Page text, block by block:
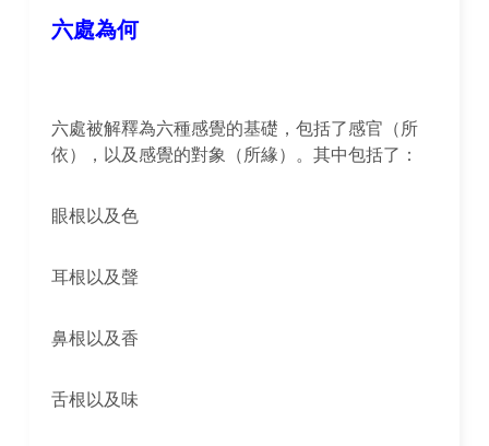
六處為何
六處被解釋為六種感覺的基礎，包括了感官（所
依），以及感覺的對象（所緣）。其中包括了：
眼根以及色
耳根以及聲
鼻根以及香
舌根以及味